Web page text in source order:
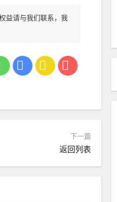
益请与我们联系，我
下一篇
返回列表